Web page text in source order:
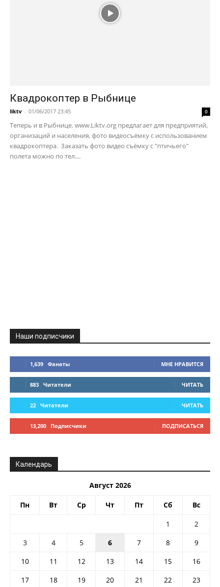
Квадрокоптер в Рыбнице
liktv - 01/06/2017 23:45 0
Теперь и в Рыбнице. www.Liktv.org предлагает для предприятий,
организаций и населения, фото видеосъёмку с использованием
квадрокоптера. Заказать фото видео съёмку с "птичьего"
полета можно по тел....
Наши подписчики
1,639 Фанаты МНЕ НРАВИТСЯ
883 Читатели ЧИТАТЬ
22 Читатели ЧИТАТЬ
13,200 Подписчики ПОДПИСАТЬСЯ
Календарь
Август 2026
Пн Вт Ср Чт Пт Сб Вс
1
2
3
4 5 6 7 8
9
10
11 12 13 14 15
16
17
18 19 20 21 22 23